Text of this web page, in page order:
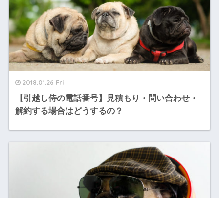
2018.01.26 Fri
【引越し侍の電話番号】見積もり・問い合わせ・
解約する場合はどうするの？